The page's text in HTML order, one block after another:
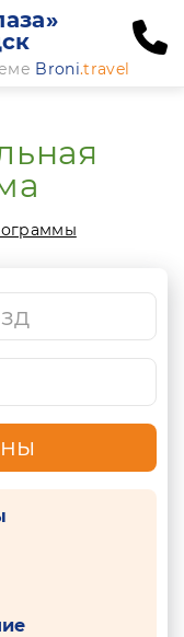
Broni.travel